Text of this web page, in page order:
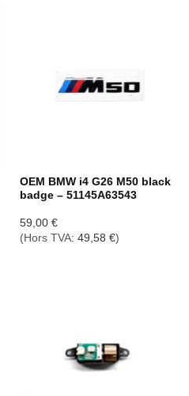
OEM BMW i4 G26 M50 black
badge – 51145A63543
59,00 €
(Hors TVA: 49,58 €)